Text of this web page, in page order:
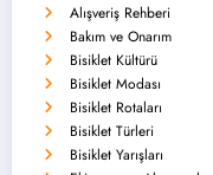
Alışveriş Rehberi
Bakım ve Onarım
Bisiklet Kültürü
Bisiklet Modası
Bisiklet Rotaları
Bisiklet Türleri
Bisiklet Yarışları